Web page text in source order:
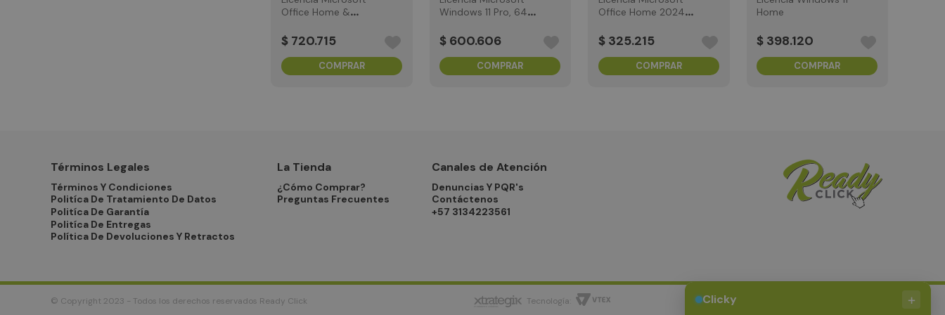
Clicky +
Office Home &
$ 720.715
COMPRAR
Windows 11 Pro, 64
$ 600.606
COMPRAR
Office Home 2024
$ 325.215
COMPRAR
Home
$ 398.120
COMPRAR
Términos Legales
Términos Y Condiciones
Politíca De Tratamiento De Datos
Politíca De Garantía
Politíca De Entregas
Política De Devoluciones Y Retractos
La Tienda
¿Cómo Comprar?
Preguntas Frecuentes
Canales de Atención
Denuncias Y PQR's
Contáctenos
+57 3134223561
© Copyright 2023 - Todos los derechos reservados Ready Click Tecnología: